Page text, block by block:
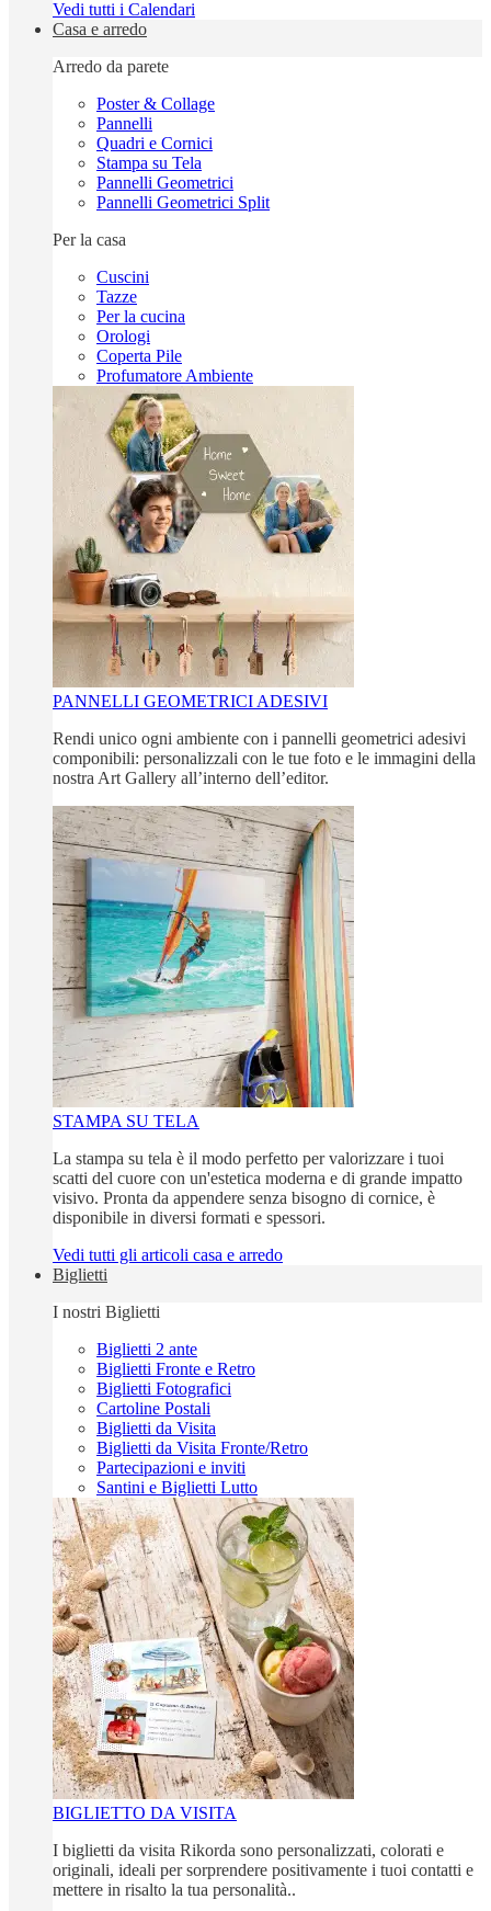
Vedi tutti i Calendari
Casa e arredo
Arredo da parete
Poster & Collage
Pannelli
Quadri e Cornici
Stampa su Tela
Pannelli Geometrici
Pannelli Geometrici Split
Per la casa
Cuscini
Tazze
Per la cucina
Orologi
Coperta Pile
Profumatore Ambiente
PANNELLI GEOMETRICI ADESIVI
Rendi unico ogni ambiente con i pannelli geometrici adesivi
componibili: personalizzali con le tue foto e le immagini della
nostra Art Gallery all’interno dell’editor.
STAMPA SU TELA
La stampa su tela è il modo perfetto per valorizzare i tuoi
scatti del cuore con un'estetica moderna e di grande impatto
visivo. Pronta da appendere senza bisogno di cornice, è
disponibile in diversi formati e spessori.
Vedi tutti gli articoli casa e arredo
Biglietti
I nostri Biglietti
Biglietti 2 ante
Biglietti Fronte e Retro
Biglietti Fotografici
Cartoline Postali
Biglietti da Visita
Biglietti da Visita Fronte/Retro
Partecipazioni e inviti
Santini e Biglietti Lutto
BIGLIETTO DA VISITA
I biglietti da visita Rikorda sono personalizzati, colorati e
originali, ideali per sorprendere positivamente i tuoi contatti e
mettere in risalto la tua personalità..